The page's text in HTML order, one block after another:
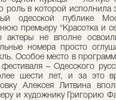
роль в которой исполнила
одесской публике
премьеру “Красотка и
актеры не вполне
номера просто
Особое место в
фестиваля – Одесского
шести лет, и за это
Алексея Литвина
и художнику Григорию